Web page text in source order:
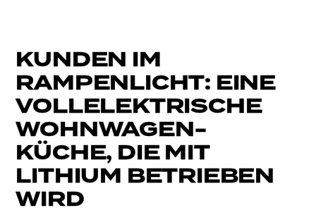
KUNDEN IM
RAMPENLICHT: EINE
VOLLELEKTRISCHE
WOHNWAGEN-
KÜCHE, DIE MIT
LITHIUM BETRIEBEN
WIRD